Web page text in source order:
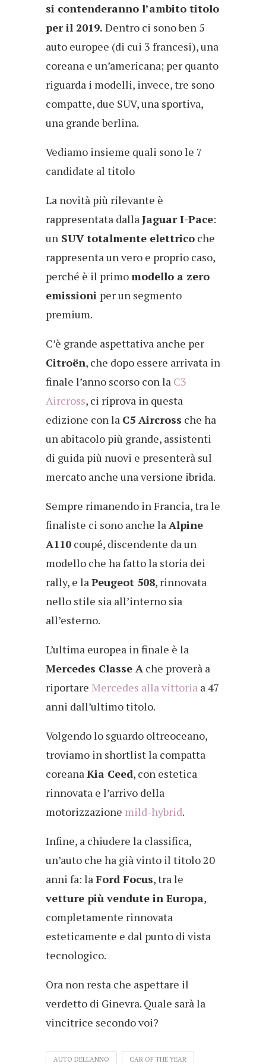
si contenderanno l’ambito titolo
per il 2019. Dentro ci sono ben 5
auto europee (di cui 3 francesi), una
coreana e un’americana; per quanto
riguarda i modelli, invece, tre sono
compatte, due SUV, una sportiva,
una grande berlina.
Vediamo insieme quali sono le 7
candidate al titolo
La novità più rilevante è
rappresentata dallaJaguar I-Pace:
un SUV totalmente elettrico che
rappresenta un vero e proprio caso,
perché è il primomodello a zero
emissioni per un segmento
premium.
C’è grande aspettativa anche per
Citroën, che dopo essere arrivata in
finale l’anno scorso con la C3
Aircross, ci riprova in questa
edizione con la C5 Aircross che ha
un abitacolo più grande, assistenti
di guida più nuovi e presenterà sul
mercato anche una versione ibrida.
Sempre rimanendo in Francia, tra le
finaliste ci sono anche laAlpine
A110 coupé, discendente da un
modello che ha fatto la storia dei
rally, e laPeugeot 508, rinnovata
nello stile sia all’interno sia
all’esterno.
L’ultima europea in finale è la
Mercedes Classe A che proverà a
riportare Mercedes alla vittoria a 47
anni dall’ultimo titolo.
Volgendo lo sguardo oltreoceano,
troviamo in shortlist la compatta
coreanaKia Ceed, con estetica
rinnovata e l’arrivo della
motorizzazione mild-hybrid.
Infine, a chiudere la classifica,
un’auto che ha già vinto il titolo 20
anni fa: laFord Focus, tra le
vetture più vendute in Europa,
completamente rinnovata
esteticamente e dal punto di vista
tecnologico.
Ora non resta che aspettare il
verdetto di Ginevra. Quale sarà la
vincitrice secondo voi?
AUTO DELL'ANNO CAR OF THE YEAR